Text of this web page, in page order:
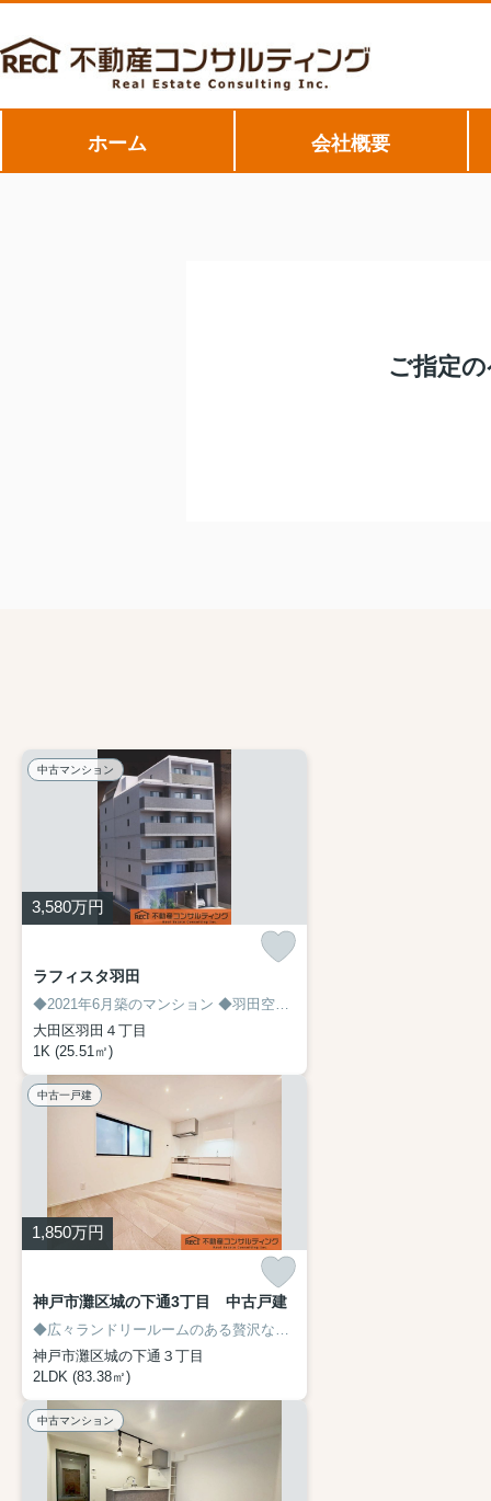
ホーム 会社概要
ご指定
中古マンション
3,580万円
ラフィスタ羽田
◆2021年6月築のマンション ◆羽田空港まで電車で３分、駅まで徒歩2分
大田区羽田４丁目
1K (25.51㎡)
中古一戸建
1,850万円
神戸市灘区城の下通3丁目 中古戸建
◆広々ランドリールームのある贅沢なリノベーション戸建！
神戸市灘区城の下通３丁目
2LDK (83.38㎡)
中古マンション